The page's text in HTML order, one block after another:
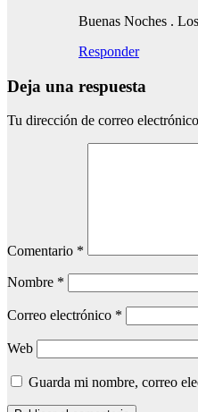
Buenas Noches .
Responder
Deja una respuesta
Tu dirección de correo
Comentario *
Nombre *
Correo electrónico *
Web
Guarda mi nombre, correo